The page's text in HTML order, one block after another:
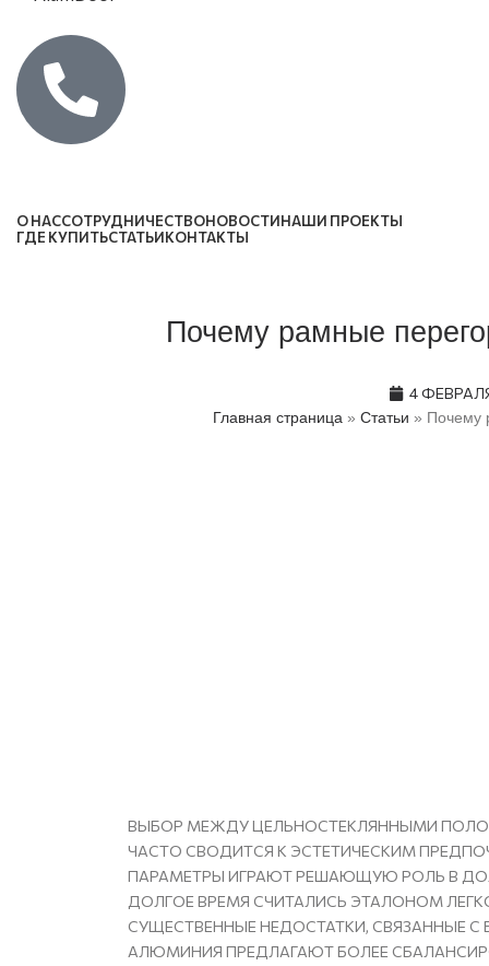
О НАССОТРУДНИЧЕСТВОНОВОСТИНАШИ ПРОЕКТЫ
ГДЕ КУПИТЬСТАТЬИКОНТАКТЫ
Почему рамные
4
Главная страница »Статьи » Почему
ВЫБОР МЕЖДУ ЦЕЛЬНОСТЕКЛЯННЫМИ
ЧАСТО СВОДИТСЯ К ЭСТЕТИЧЕСКИМ
ПАРАМЕТРЫ ИГРАЮТ РЕШАЮЩУЮ РОЛЬ В
ДОЛГОЕ ВРЕМЯ СЧИТАЛИСЬ ЭТАЛОНОМ
СУЩЕСТВЕННЫЕ НЕДОСТАТКИ, СВЯЗАННЫЕ
АЛЮМИНИЯ ПРЕДЛАГАЮТ БОЛЕЕ